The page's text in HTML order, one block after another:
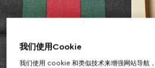
我们使用Cookie
我们使用 cookie 和类似技术来增强网站导航